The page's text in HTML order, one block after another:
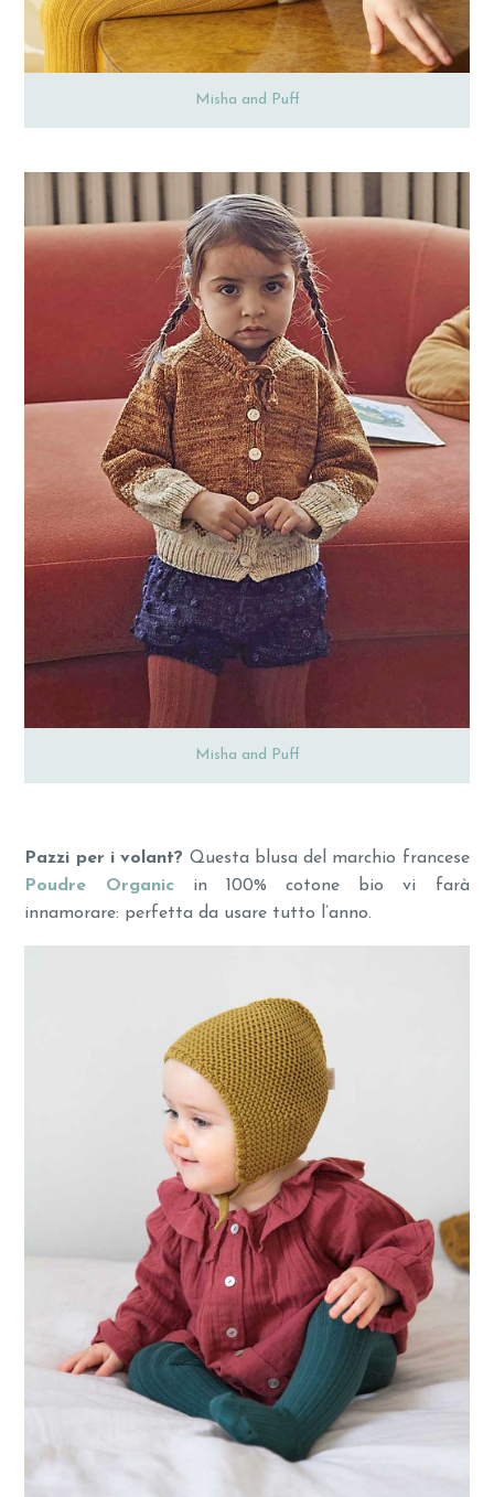
Misha and Puff
Misha and Puff
Pazzi per i volant? Questa blusa del marchio francese
Poudre Organic in 100% cotone bio vi farà
innamorare: perfetta da usare tutto l’anno.